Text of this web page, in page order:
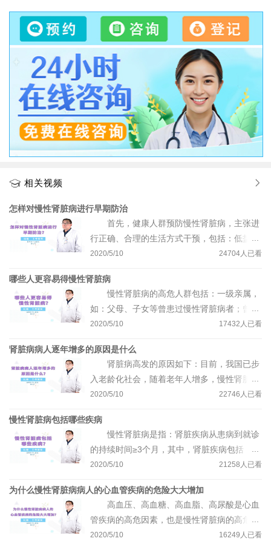
相关视频
怎样对慢性肾脏病进行早期防治
首先，健康人群预防慢性肾脏病，主张进
行正确、合理的生活方式干预，包括：低盐饮
食、适当运动、控制体重、戒烟限酒、心态平
糖尿病、高尿酸血症、心血管疾病的人群防治
慢性肾脏病，主张积极治疗原发性疾病，同时
改变生活方式；再者，慢性肾脏病人群除了积
极治疗原发病、改变生活方式外，主张纠正加
重慢性肾衰的危险因素，如：高血压、高血
糖、心衰、感染、药物、贫血、肾后梗阻等，
纠正上述可逆因素可延缓肾脏病进展。
2020/5/10 24704人已看
哪些人更容易得慢性肾脏病
慢性肾脏病的高危人群包括：一级亲属，
如：父母、子女等曾患过慢性肾脏病者；曾经
患过急性肾小球肾炎或者急性肾衰者；合并有
者；长期口服药物或中药、食用某些补品等人
群；老年人或体弱多病的人群；生活或工作环
境中长期接触某些化学染料或者化学溶剂等人
群。若属于上述慢性肾脏病的高危人群，建议
定期到医院检查，早预防、早诊断、早治疗。
2020/5/10 17432 人已看
肾脏病病人逐年增多的原因是什么
肾脏病高发的原因如下：目前，我国已步
入老龄化社会，随着老年人增多，慢性肾脏病
的患病率也在同步增加；其次，生活的方式改
缺乏运动等，可引起代谢性疾病，而代谢性疾
病，如：高血压、高血糖、高血脂、尿酸增高
以及肥胖等，都是引起肾脏病的高危因素；第
三，某些发展中国家的感染性疾病较多，如：
肝炎、艾滋病、梅毒或寄生虫疾病等亦可造成
肾脏损伤；第四，长期口服某种药物，尤其是
肾毒性药物者；第五，长期受到生活环境、工
作环境以及大气环境污染者。
2020/5/10 22746 人已看
慢性肾脏病包括哪些疾病
慢性肾脏病是指：肾脏疾病从患病到就诊
的持续时间≥3个月，其中，肾脏疾病包括：肾
功能减退，即：肾小球滤过率＜
合并有尿液或血液成分异常、影像学检查异常
以及肾脏病理损伤等肾脏功能受损的表现。举
例如下：肾功能减退或蛋白尿持续3个月以
上，或肾囊肿、肾结石持续3个月以上，都可
2020/5/10 21258 人已看
为什么慢性肾脏病病人的心血管疾病的危险大大增加
高血压、高血糖、高血脂、高尿酸是心血
管疾病的高危因素，也是慢性肾脏病的高危因
素之一，因此，慢性肾脏病与心血管疾病具有
2020/5/10 16249 人已看